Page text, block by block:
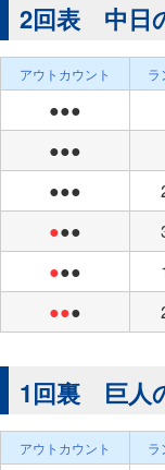
2回表 中日
アウトカウント ラ
●●●
●●●
●●●
●●●
●●●
●●●
1回裏 巨人
アウトカウント ラ